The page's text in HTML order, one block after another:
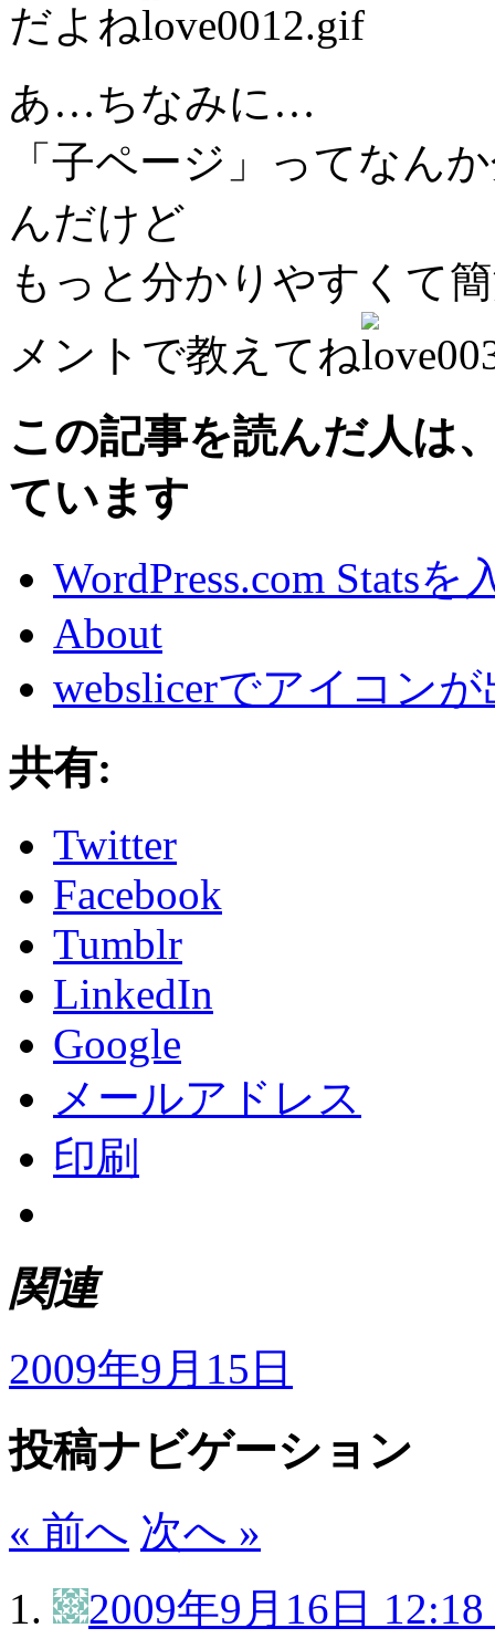
だよね
あ…ちなみに…
「子ページ」ってなん
んだけど
もっと分かりやすくて
メントで教えてね
この記事を読んだ人は
ています
WordPress.com Stats
About
webslicerでアイコン
共有:
Twitter
Facebook
Tumblr
LinkedIn
Google
メールアドレス
印刷
関連
2009年9月15日
投稿ナビゲーション
« 前へ 次へ »
2009年9月16日